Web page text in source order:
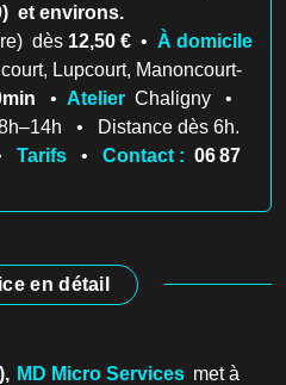
et environs.
dès 12,50 € • À domicile
Lupcourt, Manoncourt-
• Atelier Chaligny •
• Distance dès 6h.
Tarifs • Contact : 06 87
en détail
MD Micro Services met à